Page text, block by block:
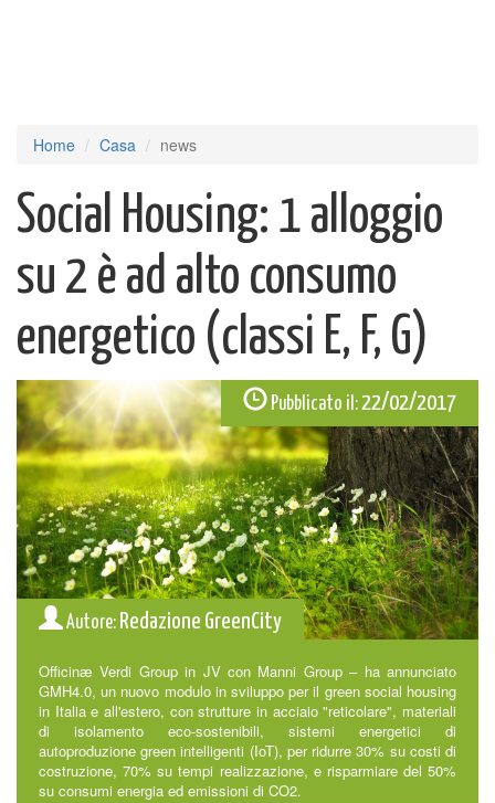
Home Casa news
Social Housing: 1 alloggio
su 2 è ad alto consumo
energetico (classi E, F, G)
Pubblicato il:22/02/2017
Autore: Redazione GreenCity
Officinæ Verdi Group in JV con Manni Group – ha annunciato
GMH4.0, un nuovo modulo in sviluppo per il green social housing
in Italia e all'estero, con strutture in acciaio "reticolare", materiali
di isolamento eco-sostenibili, sistemi energetici di
autoproduzione green intelligenti (IoT), per ridurre 30% su costi di
costruzione, 70% su tempi realizzazione, e risparmiare del 50%
su consumi energia ed emissioni di CO2.